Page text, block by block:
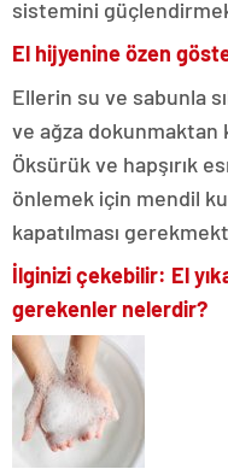
sistemini
El hijyenine özen
Ellerin su ve sabunla
ve ağza dokunmaktan
Öksürük ve hapşırık
önlemek için mendil
kapatılması
İlginizi çekebilir: El
gerekenler nelerdir?